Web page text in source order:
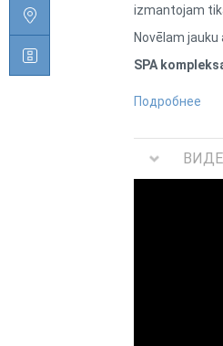
izmantojam
Novēlam
SPA
darbdienās* -
Подробнее